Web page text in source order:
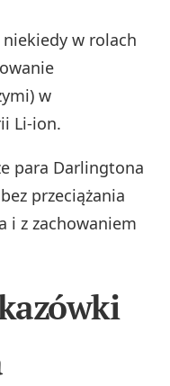
niekiedy w rolach
w
Li‑ion.
para Darlingtona
przeciążania
i z zachowaniem